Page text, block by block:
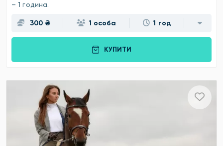
– 1 година.
300 ₴ 1 особа 1 год
КУПИТИ